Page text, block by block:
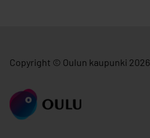
Copyright © Oulun kaupunki 2026.
siirry ouka.fi